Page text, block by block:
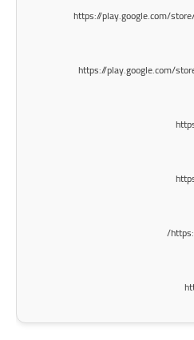
كتب مدرسية
المرحلة الاعدادية
https://play.google.com/
https://play.google.com/